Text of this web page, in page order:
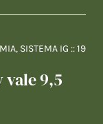
, SISTEMA IG ::19
vale 9,5